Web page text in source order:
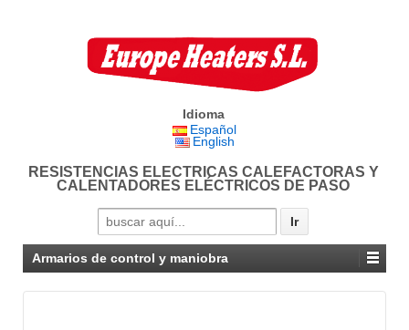
Idioma
Español
English
RESISTENCIAS ELECTRICAS CALEFACTORAS Y
CALENTADORES ELÉCTRICOS DE PASO
Search for:
Armarios de control y maniobra